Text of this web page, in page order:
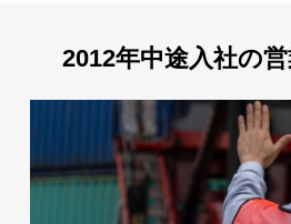
2012年中途入社の営